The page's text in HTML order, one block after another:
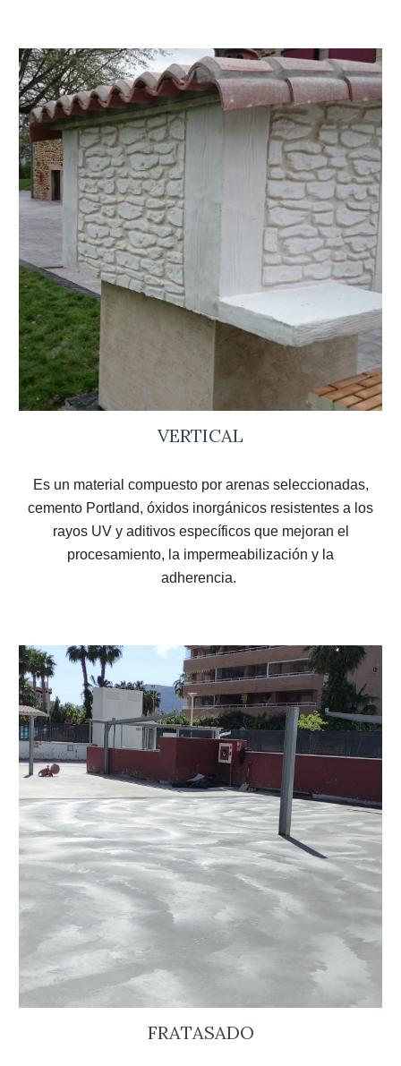
VERTICAL
Es un material compuesto por arenas seleccionadas,
cemento Portland, óxidos inorgánicos resistentes a los
rayos UV y aditivos específicos que mejoran el
procesamiento, la impermeabilización y la
adherencia.
FRATASADO